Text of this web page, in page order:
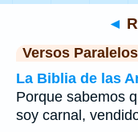
◄
Versos Paralelos
La Biblia de las
Porque sabemos
soy carnal,